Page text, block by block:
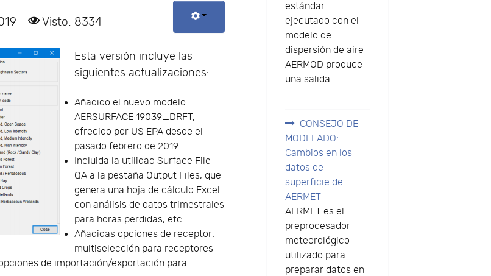
Visto: 8334
Esta versión incluye las
siguientes actualizaciones:
Añadido el nuevo modelo
AERSURFACE 19039_DRFT,
ofrecido por US EPA desde el
pasado febrero de 2019.
Incluida la utilidad Surface File
QA a la pestaña Output Files, que
genera una hoja de cálculo Excel
con análisis de datos trimestrales
para horas perdidas, etc.
Añadidas opciones de receptor:
multiselección para receptores
de importación/exportación para
estándar
ejecutado con el
modelo de
dispersión de aire
AERMOD produce
una salida...
CONSEJO DE
MODELADO:
Cambios en los
datos de
superficie de
AERMET
AERMET es el
preprocesador
meteorológico
utilizado para
preparar datos en